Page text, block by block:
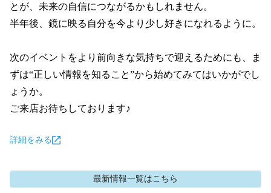
とが、未来の自信につながるかもしれません。
半年後、鏡に映る自分を今より少し好きになれるように。
次のイベントをより前向きな気持ちで迎えるためにも、ま
ずは“正しい情報を知ること”から始めてみてはいかがでし
ょうか。
ご来店お待ちしております♪
詳細をみる
最新情報一覧はこちら